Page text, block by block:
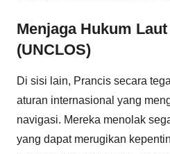
Menjaga Hukum
(UNCLOS)
Di sisi lain, Prancis secara
aturan internasional yang
navigasi. Mereka menolak
yang dapat merugikan